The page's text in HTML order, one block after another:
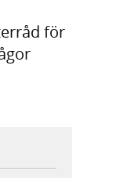
för